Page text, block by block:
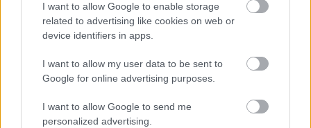
I want to allow Google to enable storage
related to advertising like cookies on web or
device identifiers in apps.
I want to allow my user data to be sent to
Google for online advertising purposes.
I want to allow Google to send me
personalized advertising.
Támogasd adományoddal
a ManUtdFanatics.hu működését!